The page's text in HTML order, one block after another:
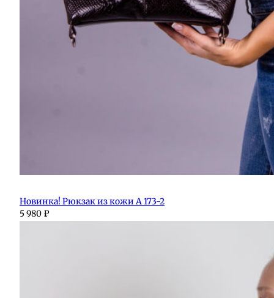
Новинка! Рюкзак из кожи А 173-2
5 980 ₽